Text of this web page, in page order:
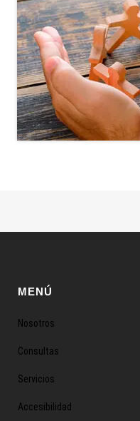
MENÚ
Nosotros
Consultas
Servicios
Accesibilidad